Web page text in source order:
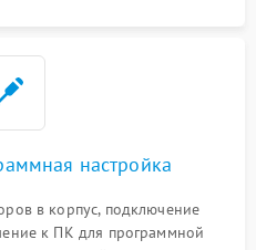
настройка
в корпус, подключение
к ПК для программной